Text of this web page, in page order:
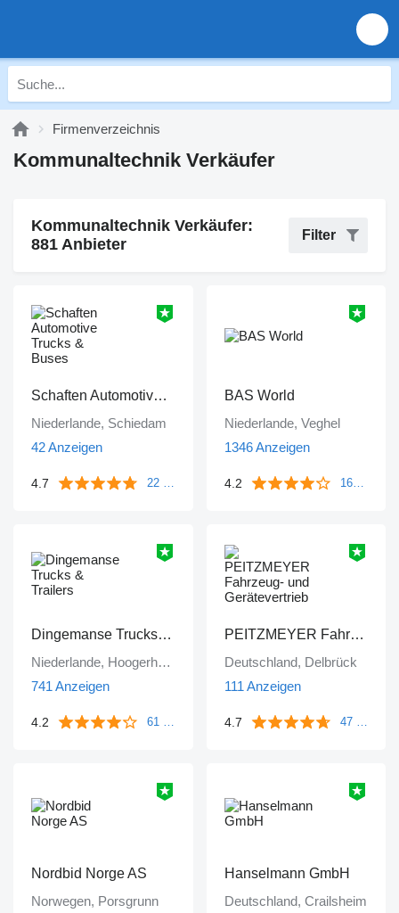
Firmenverzeichnis
Kommunaltechnik Verkäufer
Kommunaltechnik Verkäufer:
881 Anbieter
Filter
Schaften Automotive Trucks & Buses
Niederlande, Schiedam
42 Anzeigen
4.7 22 Bewertungen
BAS World
Niederlande, Veghel
1346 Anzeigen
4.2 1671 Bewertungen
Dingemanse Trucks & Trailers
Niederlande, Hoogerheide
741 Anzeigen
4.2 61 Bewertungen
PEITZMEYER Fahrzeug- und Gerätevertrieb
Deutschland, Delbrück
111 Anzeigen
4.7 47 Bewertungen
Nordbid Norge AS
Norwegen, Porsgrunn
Hanselmann GmbH
Deutschland, Crailsheim